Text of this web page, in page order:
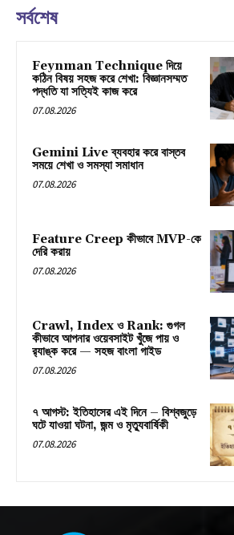
সর্বশেষ
Feynman Technique দিয়ে
কঠিন বিষয় সহজ করে শেখা: বিজ্ঞানসম্মত
পদ্ধতি যা সত্যিই কাজ করে
07.08.2026
Gemini Live ব্যবহার করে বাস্তব
সময়ে শেখা ও সমস্যা সমাধান
07.08.2026
Feature Creep কীভাবে MVP-কে
দেরি করায়
07.08.2026
Crawl, Index ও Rank: গুগল
কীভাবে আপনার ওয়েবসাইট খুঁজে পায় ও
র‍্যাঙ্ক করে — সহজ বাংলা গাইড
07.08.2026
৭ আগস্ট: ইতিহাসের এই দিনে – বিশ্বজুড়ে
ঘটে যাওয়া ঘটনা, জন্ম ও মৃত্যুবার্ষিকী
07.08.2026